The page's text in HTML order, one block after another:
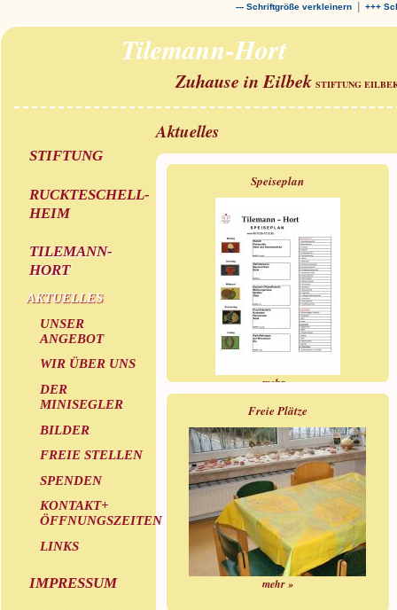
--- Schriftgröße verkleinern | +++
Tilemann-Hort
Zuhause in Eilbek STIFTUNG
STIFTUNG
RUCKTESCHELL-
HEIM
TILEMANN-
HORT
AKTUELLES
UNSER
ANGEBOT
WIR ÜBER UNS
DER
MINISEGLER
BILDER
FREIE STELLEN
SPENDEN
KONTAKT+
ÖFFNUNGSZEITEN
LINKS
IMPRESSUM
Aktuelles
Speiseplan
mehr »
Freie Plätze
mehr »